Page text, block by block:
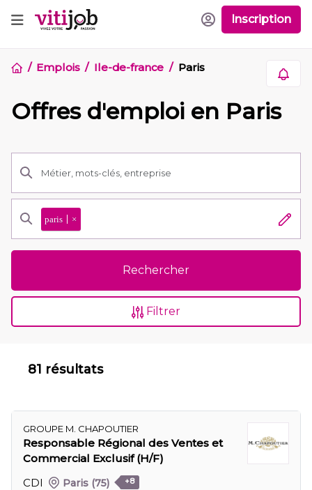
Inscription
Emplois Ile-de-france Paris
Offres d'emploi en Paris
paris ×
Rechercher
Filtrer
81 résultats
GROUPE M. CHAPOUTIER
Responsable Régional des Ventes et
Commercial Exclusif (H/F)
CDI
Paris (75) +8